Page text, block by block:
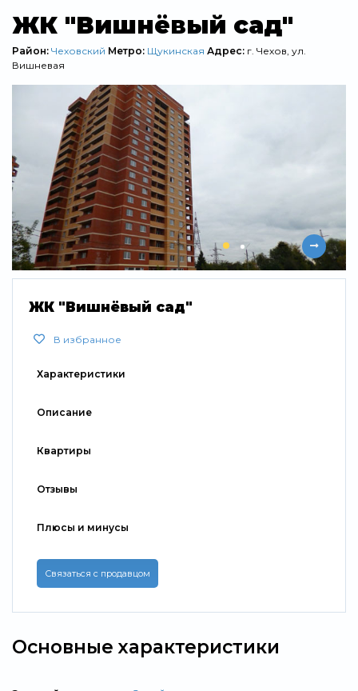
ЖК "Вишнёвый сад"
Район: Чеховский Метро: Щукинская Адрес: г. Чехов, ул.
Вишневая
ЖК "Вишнёвый сад"
В избранное
Характеристики
Описание
Квартиры
Отзывы
Плюсы и минусы
Связаться с продавцом
Основные характеристики